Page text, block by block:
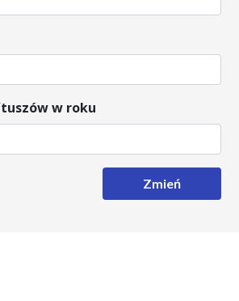
w roku
Zmień